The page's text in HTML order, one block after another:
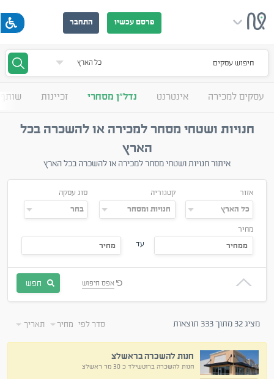
פרסם עכשיו התחבר
חיפוש עסקים
עסקים למכירה אינטרנט נדל"ן מסחרי זכיינות
חנויות ושטחי מסחר למכירה או להשכרה בכל
הארץ
איתור חנויות ושטחי מסחר למכירה או להשכרה בכל הארץ
אזור קטגוריה סוג עסקה
מחיר
עד
חפש אפס חיפוש
מציג 32 מתוך 333 תוצאות סדר לפי מחיר תאריך
חנות להשכרה בראשלצ
חנות להשכרה ברוטשילד כ 30 מר ראשלצ